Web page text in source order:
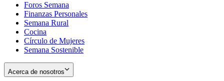
window
Foros Semana
Finanzas Personales
Semana Rural
Cocina
Círculo de Mujeres
Semana Sostenible
Acerca de nosotros